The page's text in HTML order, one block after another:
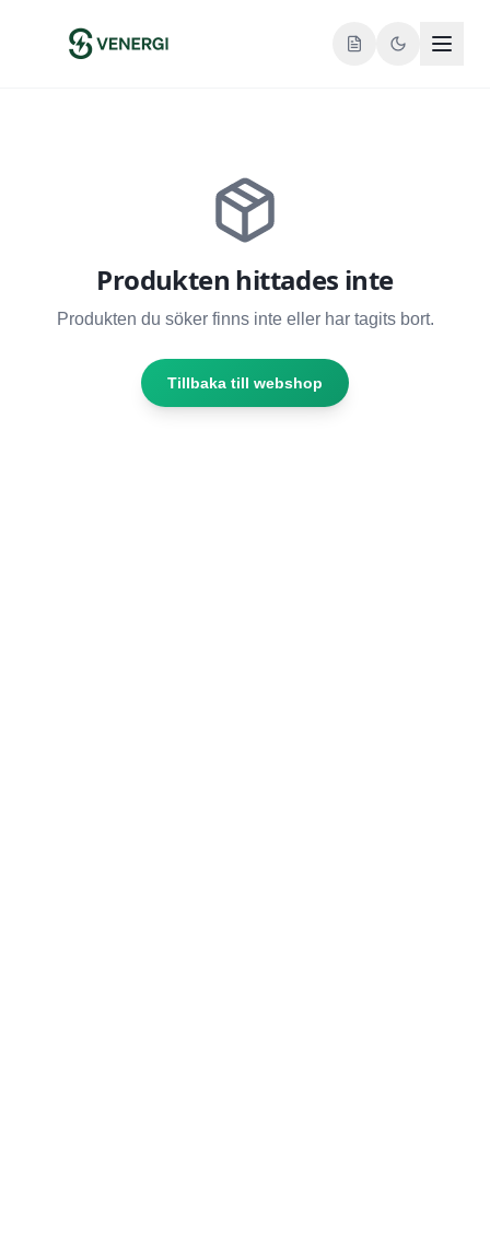
Produkten hittades inte
Produkten du söker finns inte eller har tagits bort.
Tillbaka till webshop